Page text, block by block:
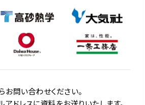
問い合わせください。